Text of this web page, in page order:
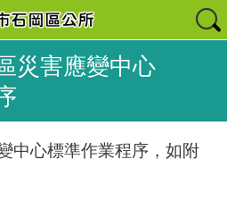
災害應變中心
中心標準作業程序，如附